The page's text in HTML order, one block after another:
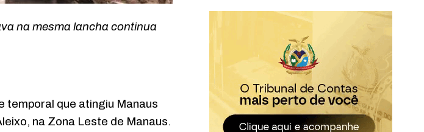
na mesma lancha continua
temporal que atingiu Manaus
na Zona Leste de Manaus.